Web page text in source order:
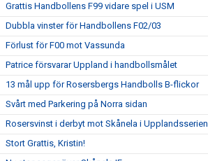
Grattis Handbollens F99 vidare spel i USM
Dubbla vinster för Handbollens F02/03
Förlust för F00 mot Vassunda
Patrice försvarar Uppland i handbollsmålet
13 mål upp för Rosersbergs Handbolls B-flickor
Svårt med Parkering på Norra sidan
Rosersvinst i derbyt mot Skånela i Upplandsserien
Stort Grattis, Kristin!